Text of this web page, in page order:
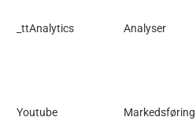
_ttAnalytics Analyser
Youtube Markedsføring